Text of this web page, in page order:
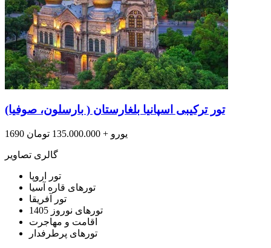
تور ترکیبی اسپانیا بلغارستان ( بارسلون، صوفیا)
1690 یورو + 135.000.000 تومان
گالری تصاویر
تور اروپا
تورهای قاره آسیا
تور آفریقا
تورهای نوروز 1405
اقامت و مهاجرت
تورهای پرطرفدار